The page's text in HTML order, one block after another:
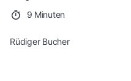
9 Minuten
Rüdiger Bucher